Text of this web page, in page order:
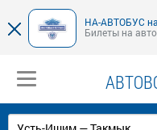
НА-АВТОБУС на
Билеты на